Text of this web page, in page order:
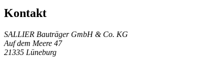
Kontakt
SALLIER Bauträger GmbH & Co. KG
Auf dem Meere 47
21335 Lüneburg